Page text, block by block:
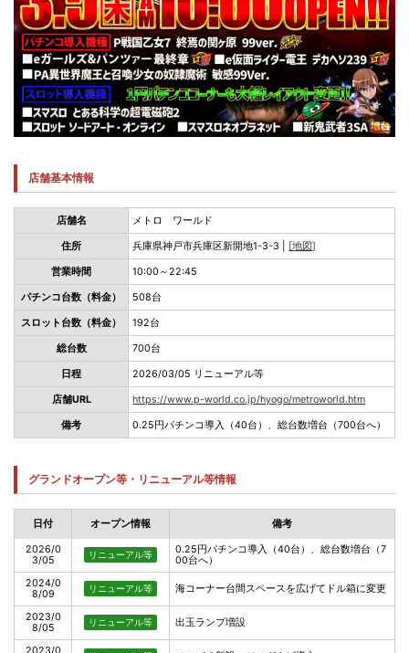
店舗基本情報
店舗名 メトロ ワールド
住所 兵庫県神戸市兵庫区新開地1-3-3 | [地図]
営業時間 10:00～22:45
パチンコ台数（料金） 508台
スロット台数（料金） 192台
総台数 700台
日程 2026/03/05 リニューアル等
店舗URL https://www.p-world.co.jp/hyogo/metroworld.htm
備考 0.25円パチンコ導入（40台）、総台数増台（700台へ）
グランドオープン等・リニューアル等情報
日付 オープン情報 備考
2026/0
3/05
リニューアル等
0.25円パチンコ導入（40台）、総台数増台（7
00台へ）
2024/0
8/09
リニューアル等 海コーナー台間スペースを広げてドル箱に変更
2023/0
8/05
リニューアル等 出玉ランプ増設
2023/0